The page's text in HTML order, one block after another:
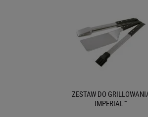
ZESTAW DO
IMPERIAL™